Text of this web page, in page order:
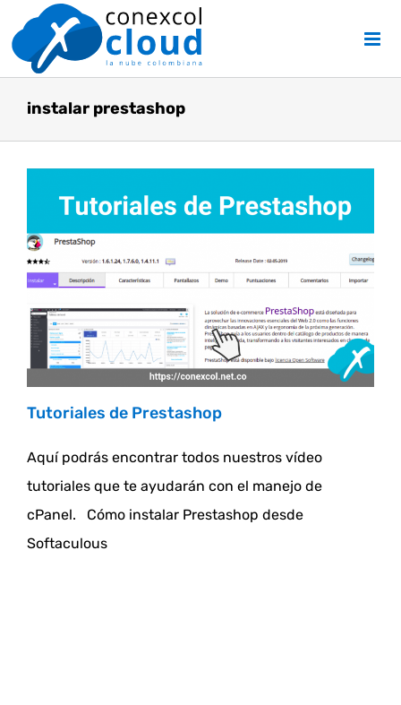
to
content
instalar prestashop
Tutoriales de Prestashop
Aquí podrás encontrar todos nuestros vídeo
tutoriales que te ayudarán con el manejo de
cPanel. Cómo instalar Prestashop desde
Softaculous